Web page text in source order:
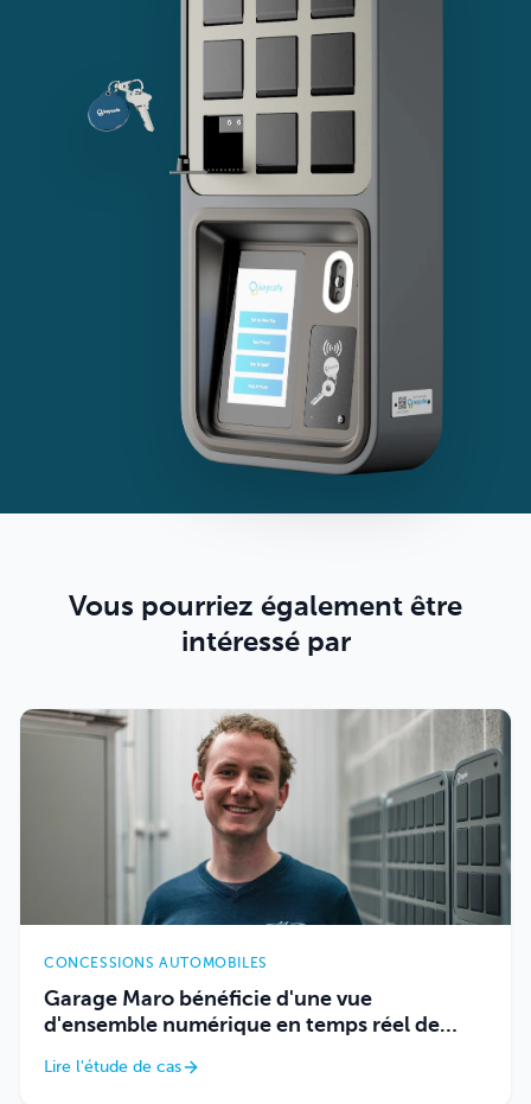
Vous pourriez également être
intéressé par
CONCESSIONS AUTOMOBILES
Garage Maro bénéficie d'une vue
d'ensemble numérique en temps réel de
Lire l'étude de cas